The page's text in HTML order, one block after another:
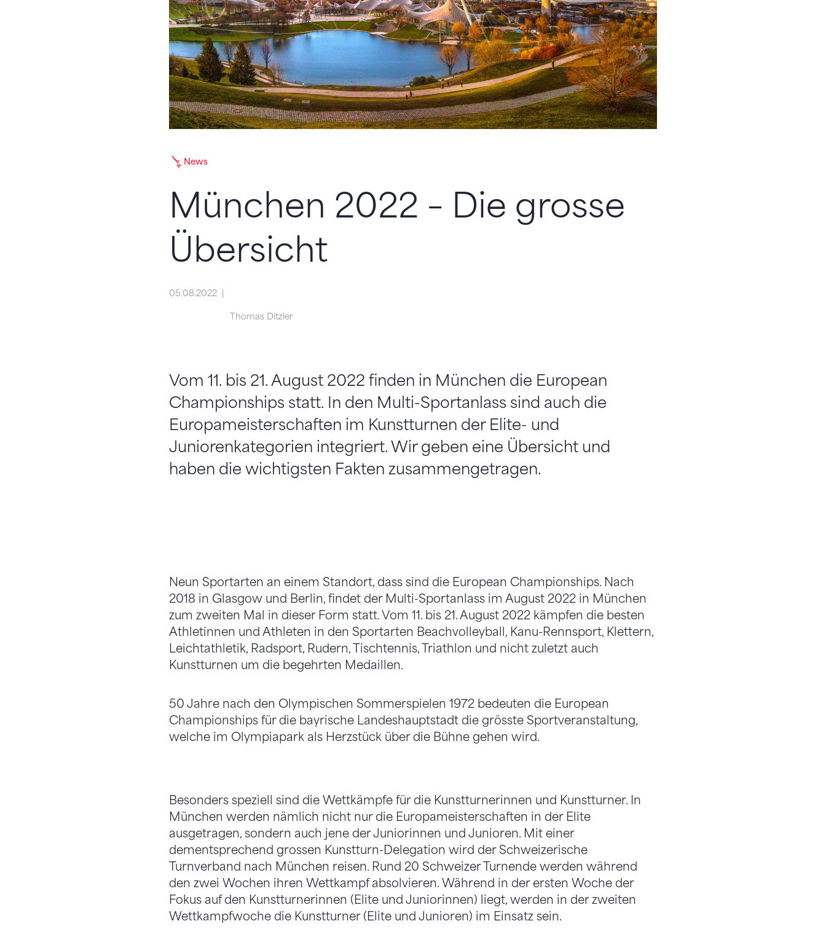
News
München 2022 – Die grosse
Übersicht
05.08.2022
Thomas Ditzler
Vom 11. bis 21. August 2022 finden in München die European
Championships statt. In den Multi-Sportanlass sind auch die
Europameisterschaften im Kunstturnen der Elite- und
Juniorenkategorien integriert. Wir geben eine Übersicht und
haben die wichtigsten Fakten zusammengetragen.
Neun Sportarten an einem Standort, dass sind die European Championships. Nach
2018 in Glasgow und Berlin, findet der Multi-Sportanlass im August 2022 in München
zum zweiten Mal in dieser Form statt. Vom 11. bis 21. August 2022 kämpfen die besten
Athletinnen und Athleten in den Sportarten Beachvolleyball, Kanu-Rennsport, Klettern,
Leichtathletik, Radsport, Rudern, Tischtennis, Triathlon und nicht zuletzt auch
Kunstturnen um die begehrten Medaillen.
50 Jahre nach den Olympischen Sommerspielen 1972 bedeuten die European
Championships für die bayrische Landeshauptstadt die grösste Sportveranstaltung,
welche im Olympiapark als Herzstück über die Bühne gehen wird.
Besonders speziell sind die Wettkämpfe für die Kunstturnerinnen und Kunstturner. In
München werden nämlich nicht nur die Europameisterschaften in der Elite
ausgetragen, sondern auch jene der Juniorinnen und Junioren. Mit einer
dementsprechend grossen Kunstturn-Delegation wird der Schweizerische
Turnverband nach München reisen. Rund 20 Schweizer Turnende werden während
den zwei Wochen ihren Wettkampf absolvieren. Während in der ersten Woche der
Fokus auf den Kunstturnerinnen (Elite und Juniorinnen) liegt, werden in der zweiten
Wettkampfwoche die Kunstturner (Elite und Junioren) im Einsatz sein.